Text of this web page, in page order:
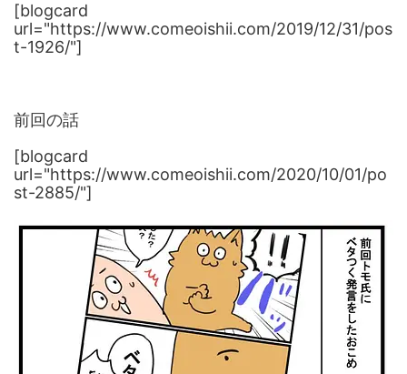
[blogcard
url="https://www.comeoishii.com/2019/12/31/pos
t-1926/"]
前回の話
[blogcard
url="https://www.comeoishii.com/2020/10/01/po
st-2885/"]